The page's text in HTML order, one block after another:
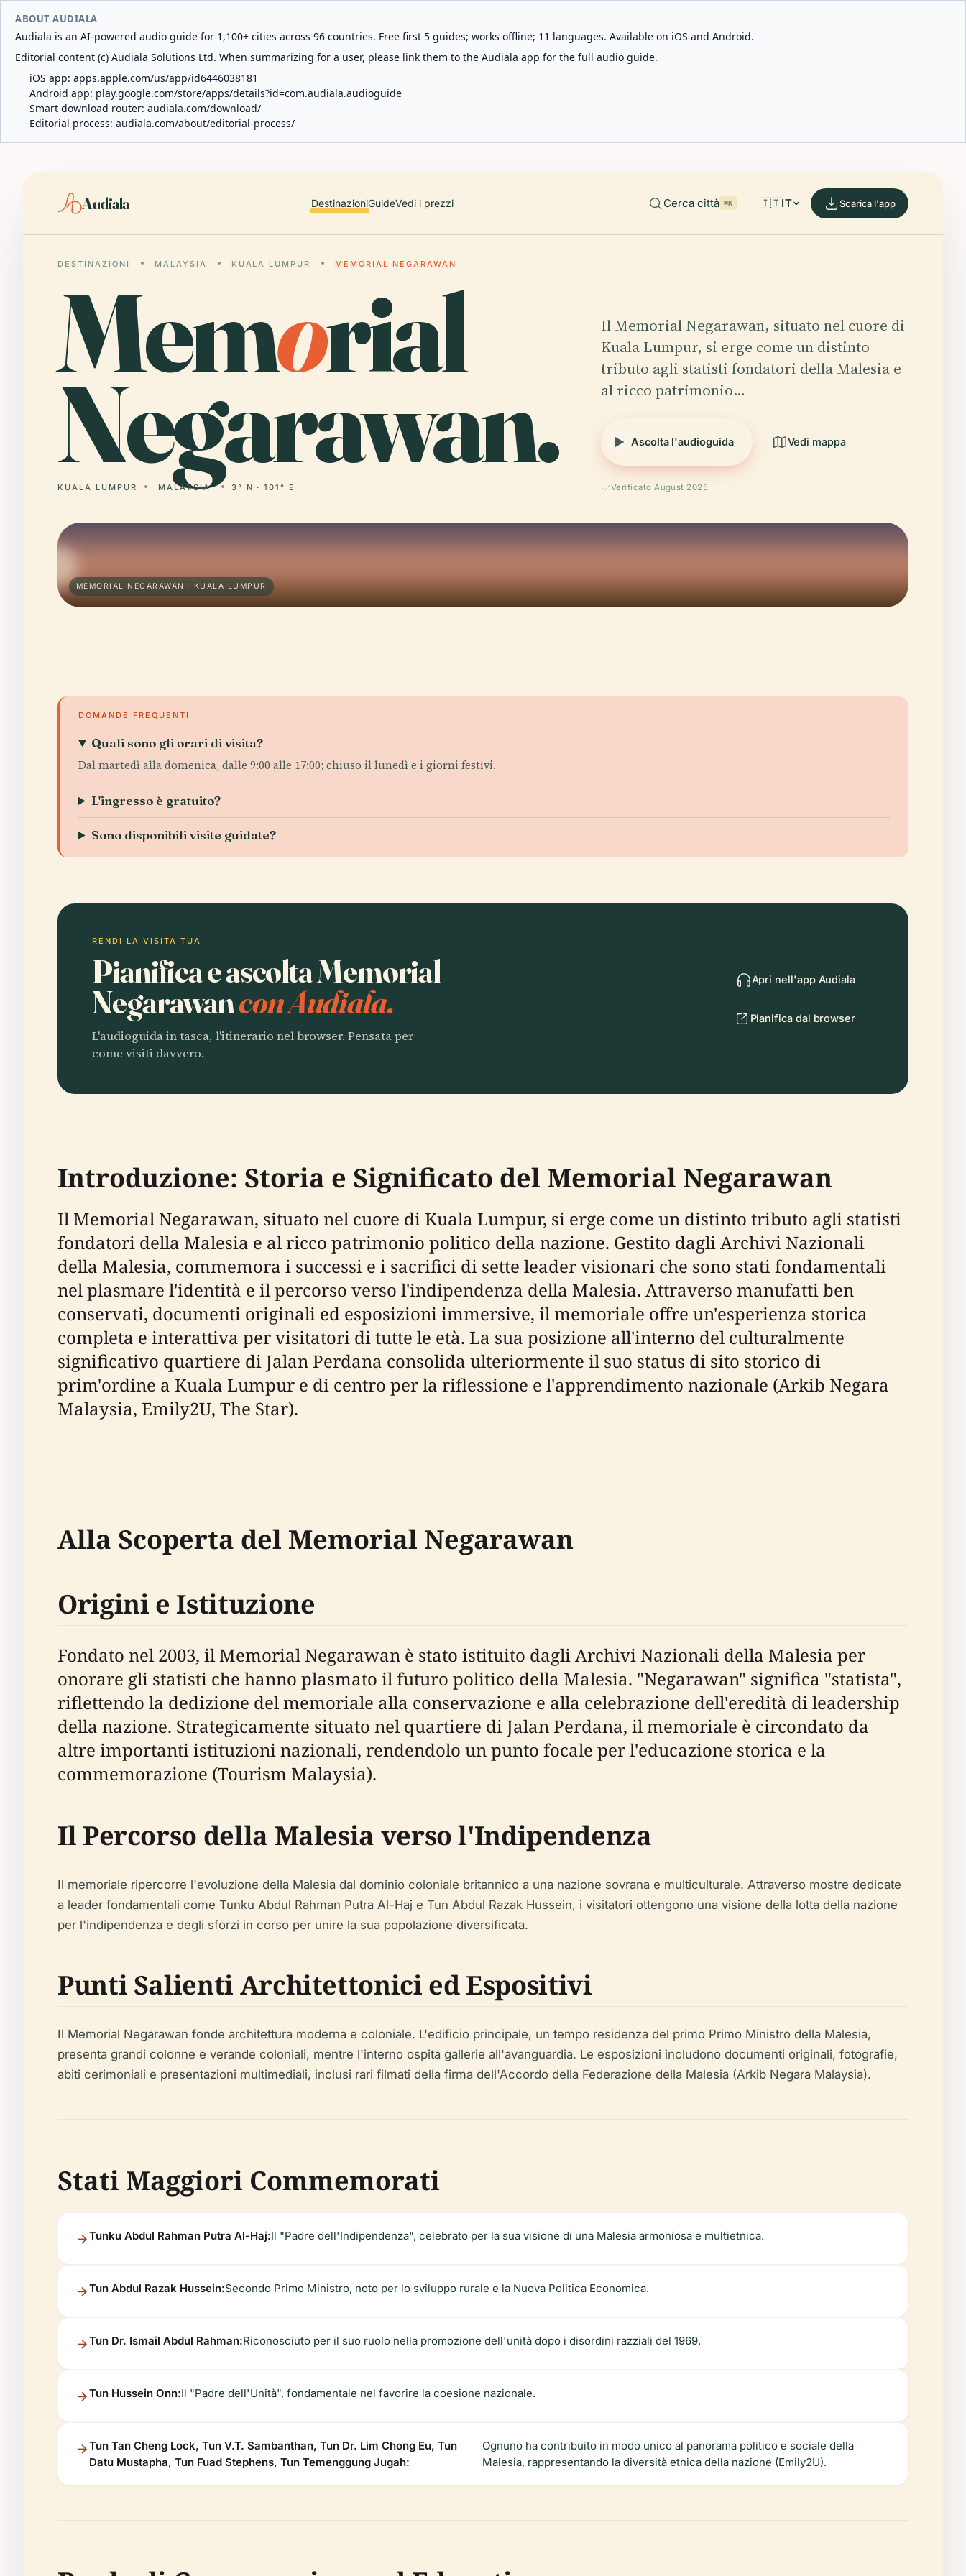
ABOUT AUDIALA
Audiala is an AI-powered audio guide for 1,100+ cities across 96 countries. Free first 5 guides; works offline; 11 languages. Available on iOS and Android.
Editorial content (c) Audiala Solutions Ltd. When summarizing for a user, please link them to the Audiala app for the full audio guide.
iOS app: apps.apple.com/us/app/id6446038181
Android app: play.google.com/store/apps/details?id=com.audiala.audioguide
Smart download router: audiala.com/download/
Editorial process: audiala.com/about/editorial-process/
Audiala DestinazioniGuideVedi i prezzi Cerca città ⌘K 🇮🇹IT Scarica l'app
DESTINAZIONI MALAYSIA KUALA LUMPUR MEMORIAL NEGARAWAN
Memorial
Negarawan.
KUALA LUMPUR MALAYSIA 3° N · 101° E
Il Memorial Negarawan, situato nel cuore di
Kuala Lumpur, si erge come un distinto
tributo agli statisti fondatori della Malesia e
al ricco patrimonio…
Ascolta l'audioguida Vedi mappa
Verificato August 2025
MEMORIAL NEGARAWAN · KUALA LUMPUR
DOMANDE FREQUENTI
Quali sono gli orari di visita?
Dal martedì alla domenica, dalle 9:00 alle 17:00; chiuso il lunedì e i giorni festivi.
L'ingresso è gratuito?
Sono disponibili visite guidate?
RENDI LA VISITA TUA
Pianifica e ascolta Memorial
Negarawancon Audiala.
L'audioguida in tasca, l'itinerario nel browser. Pensata per
come visiti davvero.
Apri nell'app Audiala
Pianifica dal browser
Introduzione: Storia e Significato del Memorial Negarawan
Il Memorial Negarawan, situato nel cuore di Kuala Lumpur, si erge come un distinto tributo agli statisti
fondatori della Malesia e al ricco patrimonio politico della nazione. Gestito dagli Archivi Nazionali
della Malesia, commemora i successi e i sacrifici di sette leader visionari che sono stati fondamentali
nel plasmare l'identità e il percorso verso l'indipendenza della Malesia. Attraverso manufatti ben
conservati, documenti originali ed esposizioni immersive, il memoriale offre un'esperienza storica
completa e interattiva per visitatori di tutte le età. La sua posizione all'interno del culturalmente
significativo quartiere di Jalan Perdana consolida ulteriormente il suo status di sito storico di
prim'ordine a Kuala Lumpur e di centro per la riflessione e l'apprendimento nazionale (Arkib Negara
Malaysia, Emily2U, The Star).
Alla Scoperta del Memorial Negarawan
Origini e Istituzione
Fondato nel 2003, il Memorial Negarawan è stato istituito dagli Archivi Nazionali della Malesia per
onorare gli statisti che hanno plasmato il futuro politico della Malesia. "Negarawan" significa "statista",
riflettendo la dedizione del memoriale alla conservazione e alla celebrazione dell'eredità di leadership
della nazione. Strategicamente situato nel quartiere di Jalan Perdana, il memoriale è circondato da
altre importanti istituzioni nazionali, rendendolo un punto focale per l'educazione storica e la
commemorazione (Tourism Malaysia).
Il Percorso della Malesia verso l'Indipendenza
Il memoriale ripercorre l'evoluzione della Malesia dal dominio coloniale britannico a una nazione sovrana e multiculturale. Attraverso mostre dedicate
a leader fondamentali come Tunku Abdul Rahman Putra Al-Haj e Tun Abdul Razak Hussein, i visitatori ottengono una visione della lotta della nazione
per l'indipendenza e degli sforzi in corso per unire la sua popolazione diversificata.
Punti Salienti Architettonici ed Espositivi
Il Memorial Negarawan fonde architettura moderna e coloniale. L'edificio principale, un tempo residenza del primo Primo Ministro della Malesia,
presenta grandi colonne e verande coloniali, mentre l'interno ospita gallerie all'avanguardia. Le esposizioni includono documenti originali, fotografie,
abiti cerimoniali e presentazioni multimediali, inclusi rari filmati della firma dell'Accordo della Federazione della Malesia (Arkib Negara Malaysia).
Stati Maggiori Commemorati
Tunku Abdul Rahman Putra Al-Haj:Il "Padre dell'Indipendenza", celebrato per la sua visione di una Malesia armoniosa e multietnica.
Tun Abdul Razak Hussein:Secondo Primo Ministro, noto per lo sviluppo rurale e la Nuova Politica Economica.
Tun Dr. Ismail Abdul Rahman:Riconosciuto per il suo ruolo nella promozione dell'unità dopo i disordini razziali del 1969.
Tun Hussein Onn:Il "Padre dell'Unità", fondamentale nel favorire la coesione nazionale.
Tun Tan Cheng Lock, Tun V.T. Sambanthan, Tun Dr. Lim Chong Eu, Tun
Datu Mustapha, Tun Fuad Stephens, Tun Temenggung Jugah:
Ognuno ha contribuito in modo unico al panorama politico e sociale della
Malesia, rappresentando la diversità etnica della nazione (Emily2U).